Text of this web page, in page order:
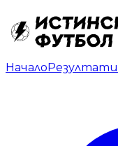
НачалоРезултати